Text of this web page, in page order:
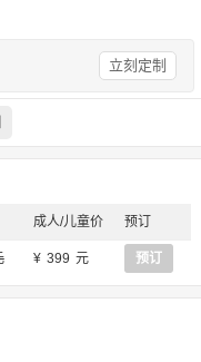
立刻定制
成人/儿童价 预订
399 预订